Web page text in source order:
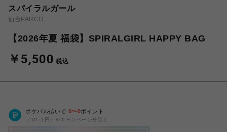
スパイラルガール
仙台PARCO
【2026年夏 福袋】SPIRALGIRL HAPPY BAG
￥5,500 税込
ポケパル払いで 0〜0ポイント
（1P=1円）※キャンペーン分除く